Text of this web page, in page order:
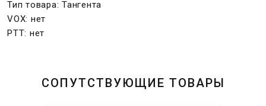
Тип товара: Тангента
VOX: нет
PTT: нет
СОПУТСТВУЮЩИЕ ТОВАРЫ